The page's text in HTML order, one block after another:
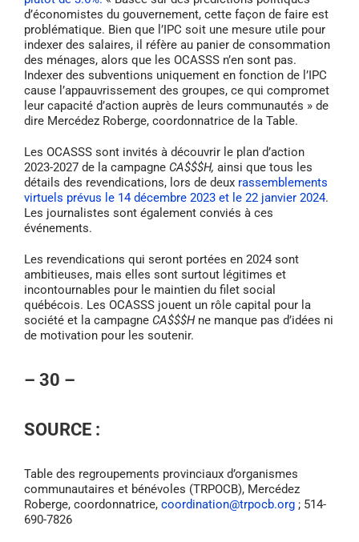
d’économistes du gouvernement, cette façon de faire est
problématique. Bien que l’IPC soit une mesure utile pour
indexer des salaires, il réfère au panier de consommation
des ménages, alors que les OCASSS n’en sont pas.
Indexer des subventions uniquement en fonction de l’IPC
cause l’appauvrissement des groupes, ce qui compromet
leur capacité d’action auprès de leurs communautés » de
dire Mercédez Roberge, coordonnatrice de la Table.
Les OCASSS sont invités à découvrir le plan d’action
2023-2027 de la campagne CA$$$H, ainsi que tous les
détails des revendications, lors de deux rassemblements
virtuels prévus le 14 décembre 2023 et le 22 janvier 2024.
Les journalistes sont également conviés à ces
événements.
Les revendications qui seront portées en 2024 sont
ambitieuses, mais elles sont surtout légitimes et
incontournables pour le maintien du filet social
québécois. Les OCASSS jouent un rôle capital pour la
société et la campagne CA$$$H ne manque pas d’idées ni
de motivation pour les soutenir.
– 30 –
SOURCE :
Table des regroupements provinciaux d’organismes
communautaires et bénévoles (TRPOCB), Mercédez
Roberge, coordonnatrice, coordination@trpocb.org ; 514-
690-7826